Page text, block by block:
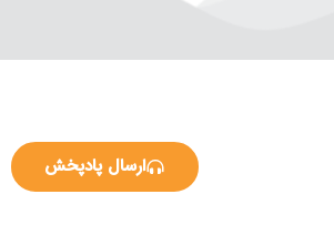
ارسال پادپخش